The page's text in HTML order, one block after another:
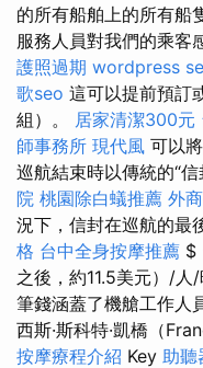
的所有船舶上的所有船
服務人員對我們的乘客
護照過期 wordpress
歌seo 這可以提前預訂
組）。 居家清潔300元
師事務所 現代風 可以
巡航結束時以傳統的“信
院 桃園除白蟻推薦 外
況下，信封在巡航的最
格 台中全身按摩推薦 $
之後，約11.5美元）/人
筆錢涵蓋了機艙工作人
西斯·斯科特·凱橋（
按摩療程介紹 Key 助聽